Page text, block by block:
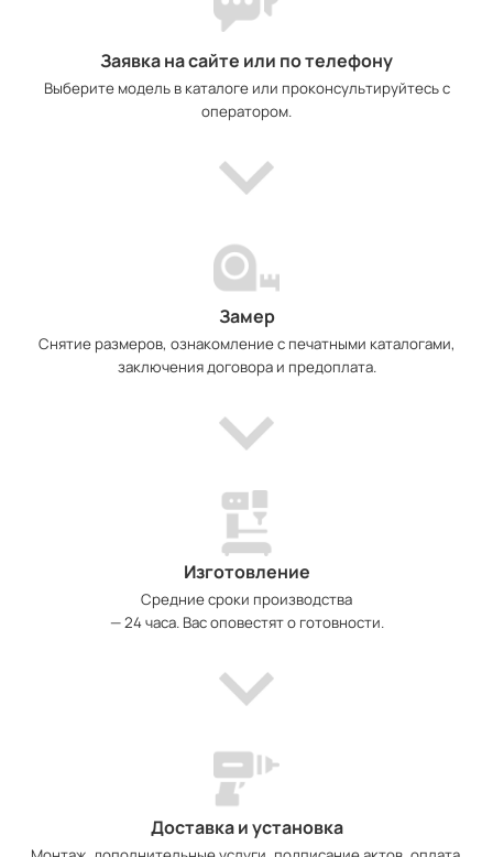
Заявка на сайте или по телефону
Выберите модель в каталоге или проконсультируйтесь с
оператором.
Замер
Снятие размеров, ознакомление с печатными каталогами,
заключения договора и предоплата.
Изготовление
Средние сроки производства
— 24 часа. Вас оповестят о готовности.
Доставка и установка